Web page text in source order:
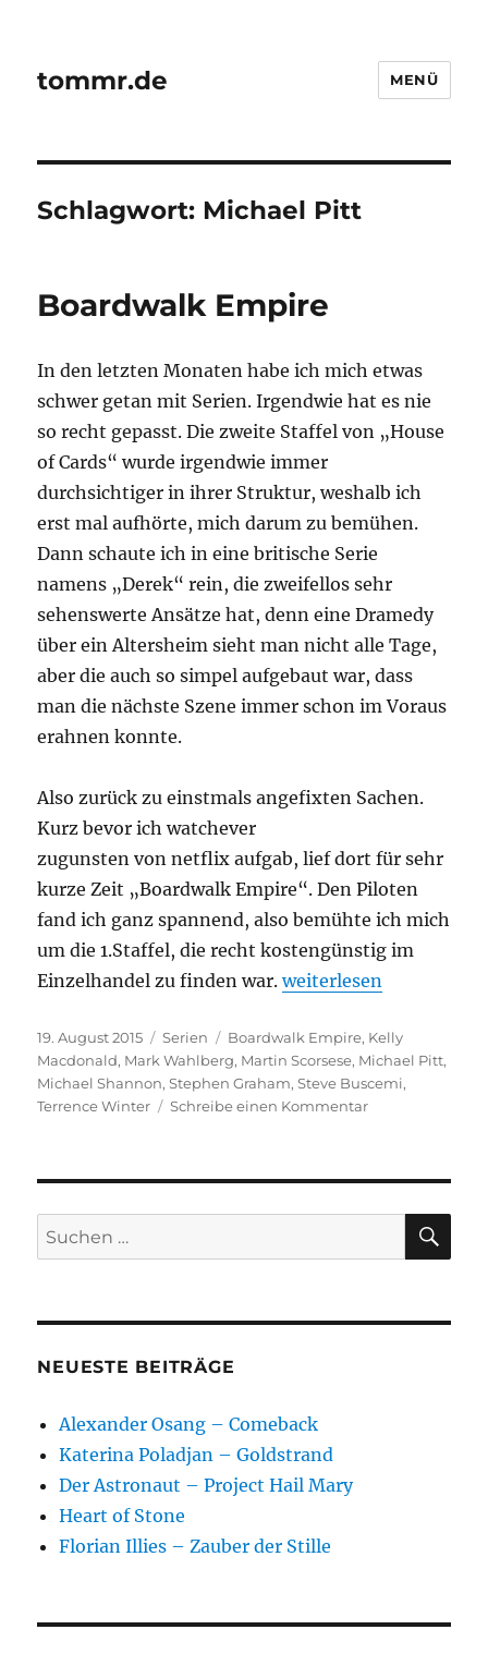
tommr.de MENÜ
Schlagwort: Michael Pitt
Boardwalk Empire
In den letzten Monaten habe ich mich etwas
schwer getan mit Serien. Irgendwie hat es nie
so recht gepasst. Die zweite Staffel von „House
of Cards“ wurde irgendwie immer
durchsichtiger in ihrer Struktur, weshalb ich
erst mal aufhörte, mich darum zu bemühen.
Dann schaute ich in eine britische Serie
namens „Derek“ rein, die zweifellos sehr
sehenswerte Ansätze hat, denn eine Dramedy
über ein Altersheim sieht man nicht alle Tage,
aber die auch so simpel aufgebaut war, dass
man die nächste Szene immer schon im Voraus
erahnen konnte.
Also zurück zu einstmals angefixten Sachen.
Kurz bevor ich watchever
zugunsten von netflix aufgab, lief dort für sehr
kurze Zeit „Boardwalk Empire“. Den Piloten
fand ich ganz spannend, also bemühte ich mich
um die 1.Staffel, die recht kostengünstig im
Einzelhandel zu finden war.„Boardwalk Empire“
weiterlesen
Veröffentlicht
am
19. August 2015 Kategorien
Serien Schlagwörter
Boardwalk Empire, Kelly
Macdonald, Mark Wahlberg, Martin Scorsese, Michael Pitt,
Michael Shannon,Stephen Graham,Steve Buscemi,
Terrence Winter
Schreibe einen Kommentarzu
Suchen
nach:
NEUESTE BEITRÄGE
Alexander Osang – Comeback
Katerina Poladjan – Goldstrand
Der Astronaut – Project Hail Mary
Heart of Stone
Florian Illies – Zauber der Stille